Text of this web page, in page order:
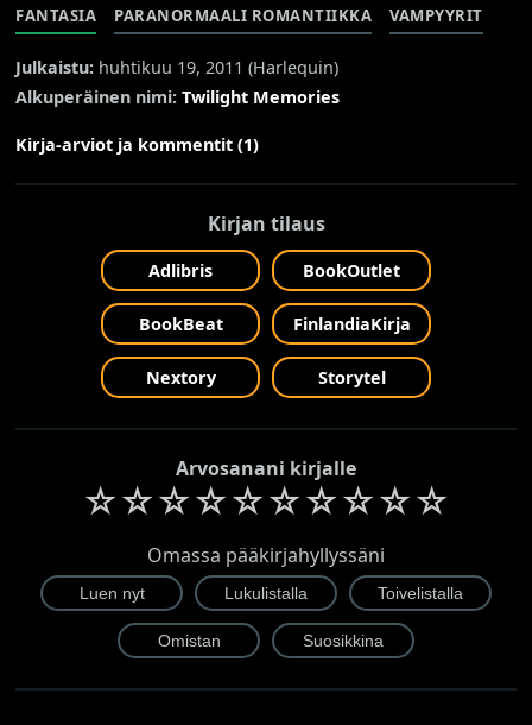
FANTASIA PARANORMAALI ROMANTIIKKA VAMPYYRIT
Julkaistu: huhtikuu 19, 2011 (Harlequin)
Alkuperäinen nimi: Twilight Memories
Kirja-arviot ja kommentit (1)
Kirjan tilaus
Adlibris BookOutlet
BookBeat FinlandiaKirja
Nextory Storytel
Arvosanani kirjalle
☆☆☆☆☆☆☆☆☆☆
Omassa pääkirjahyllyssäni